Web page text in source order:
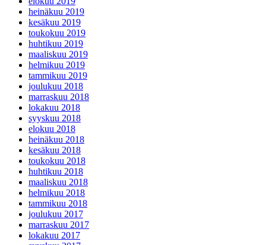
heinäkuu 2019
kesäkuu 2019
toukokuu 2019
huhtikuu 2019
maaliskuu 2019
helmikuu 2019
tammikuu 2019
joulukuu 2018
marraskuu 2018
lokakuu 2018
syyskuu 2018
elokuu 2018
heinäkuu 2018
kesäkuu 2018
toukokuu 2018
huhtikuu 2018
maaliskuu 2018
helmikuu 2018
tammikuu 2018
joulukuu 2017
marraskuu 2017
lokakuu 2017